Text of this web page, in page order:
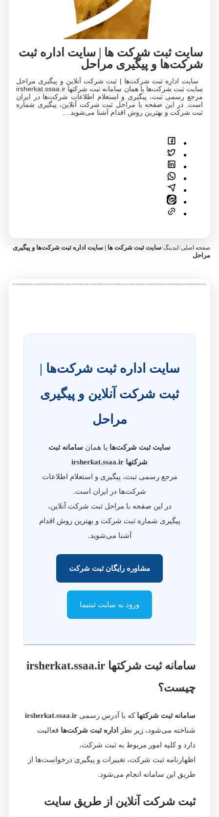
سایت ثبت شرکت ها | سایت اداره ثبت
شرکت‌ها و پیگیری مراحل
سایت اداره ثبت شرکت‌ها | ثبت شرکت آنلاین و پیگیری مراحل
سایت ثبت شرکت‌ها یا همان سامانه ثبت شرکتها irsherkat.ssaa.ir
مرجع رسمی ثبت، پیگیری و استعلام اطلاعات شرکت‌ها در ایران
است. در این صفحه با مراحل ثبت شرکت آنلاین، پیگیری شماره
ثبت شرکت و بهترین روش اقدام آشنا می‌شوید....
صفحه اصلی/لندینگ/سایت ثبت شرکت ها | سایت اداره ثبت شرکت‌ها و پیگیری
مراحل
سایت اداره ثبت شرکت‌ها |
ثبت شرکت آنلاین و پیگیری
مراحل
سایت ثبت شرکت‌ها یا همان سامانه ثبت
شرکتها irsherkat.ssaa.ir
مرجع رسمی ثبت، پیگیری و استعلام اطلاعات
شرکت‌ها در ایران است.
در این صفحه با مراحل ثبت شرکت آنلاین،
پیگیری شماره ثبت شرکت و بهترین روش اقدام
آشنا می‌شوید.
مشاوره رایگان ثبت شرکت
ورود به سایت ثبتیما
سامانه ثبت شرکتها irsherkat.ssaa.ir
چیست؟
سامانه ثبت شرکتها که با آدرس رسمی irsherkat.ssaa.ir
شناخته می‌شود، زیر نظر
اداره ثبت شرکت‌ها فعالیت
دارد و کلیه امور مربوط به ثبت شرکت،
اظهارنامه ثبت شرکت، تغییرات و پیگیری درخواست‌ها از
طریق این سامانه انجام می‌شود.
ثبت شرکت آنلاین از طریق سایت